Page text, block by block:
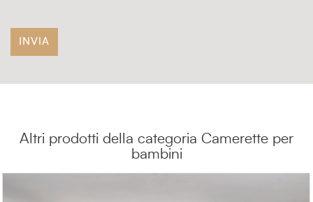
Altri prodotti della categoria Camerette per
bambini